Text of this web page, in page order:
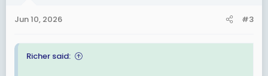
kwenye mzozo na mgogoro ambao utalichafua zaidi
s
Jun 10, 2026 #3
Richer said: